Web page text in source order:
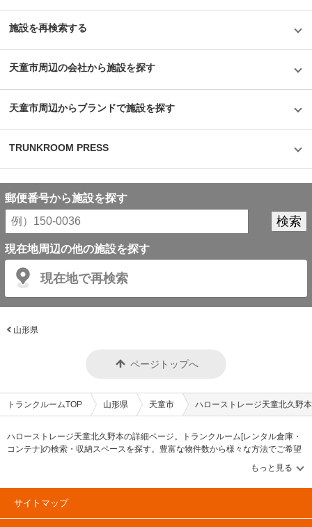
ださい。 簡単手続き。スマートキーを採用したことで、その場で専用アプ
もスムーズに内覧できます。また、Webやスマホのみでも契約申し込みが
できるので、最短即日利用も可能です。不明点があれば、お気軽にお問い合
わせください。 編集後記 誰もが知っているキャラクター「キティちゃん」
開始した新しいトランクルームのサービスだが、そのはじめたきっかけをお
聞きすると、よりお客様に寄り添ったトランクルームを提供したかったから
という声が返ってきた。もともと同社は屋外のコンテナ型トランクルームで
ら伺う必要があった。その点、屋内型のトランクルームは住宅エリアにて使
イメージも安心のセキュリティやクリーンで清潔な部屋といった機能面でも
カバーしている。一度使ってみるとその便利さが気に入り、長く継続して使
うお客様が多いというのも納得できる取材だった。
©1976,2019SANRIOCO.,LTD.APPROVALNO.G601228
施設を再検索する
天童市周辺の会社から施設を探す
天童市周辺からブランドで施設を探す
TRUNKROOM PRESS
郵便番号から施設を探す
現在地周辺の他の施設を探す
現在地で再検索
山形県
ページトップへ
トランクルームTOP 山形県 天童市 ハローストレージ天童北久野
ハローストレージ天童北久野本の詳細ページ。トランクルーム[レンタル倉庫・
コンテナ]の検索・収納スペースを探す。豊富な物件数から様々な方法でご希望
の収納スペースを簡単に探せるトランクルーム情報サイトです。ハローストレ
ージ天童北久野本の住所・最寄りの駅、物件タイプのご紹介や料金表、お得な
キャンペーン情報もあります。気になる物件タイプを見つけたら、メールか電
話でお問合せが可能です（無料）。
サイトマップ